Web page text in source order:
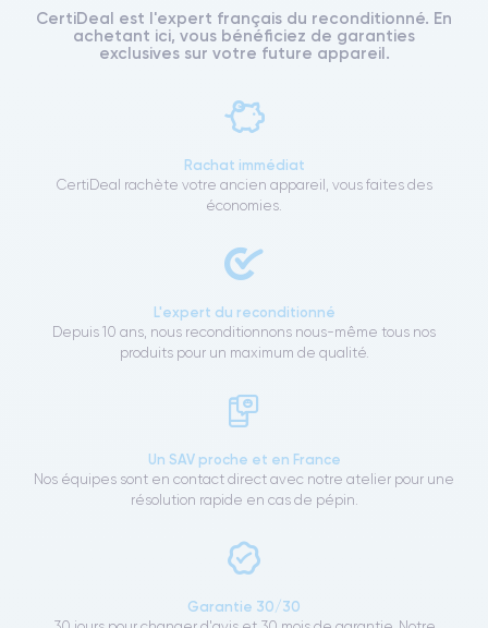
CertiDeal est l'expert français du reconditionné. En
achetant ici, vous bénéficiez de garanties
exclusives sur votre future appareil.
Rachat immédiat
CertiDeal rachète votre ancien appareil, vous faites des
économies.
L'expert du reconditionné
Depuis 10 ans, nous reconditionnons nous-même tous nos
produits pour un maximum de qualité.
Un SAV proche et en France
Nos équipes sont en contact direct avec notre atelier pour une
résolution rapide en cas de pépin.
Garantie 30/30